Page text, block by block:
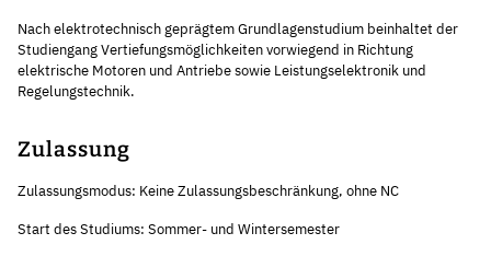
Nach elektrotechnisch geprägtem Grundlagenstudium beinhaltet der
Studiengang Vertiefungsmöglichkeiten vorwiegend in Richtung
elektrische Motoren und Antriebe sowie Leistungselektronik und
Regelungstechnik.
Zulassung
Zulassungsmodus: Keine Zulassungsbeschränkung, ohne NC
Start des Studiums: Sommer- und Wintersemester